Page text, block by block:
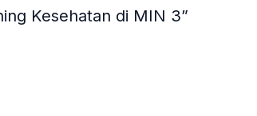
Kesehatan di MIN 3”